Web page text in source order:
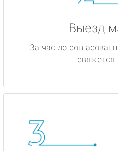
Выезд
За час до
свяжется